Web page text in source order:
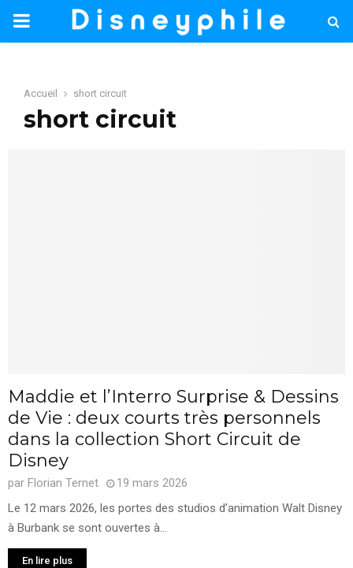
PRIMARY
Accueil short circuit
short circuit
Maddie et l’Interro Surprise & Dessins
de Vie : deux courts très personnels
dans la collection Short Circuit de
Disney
par Florian Ternet
19 mars 2026
Le 12 mars 2026, les portes des studios d’animation Walt Disney
à Burbank se sont ouvertes à...
En lire plus